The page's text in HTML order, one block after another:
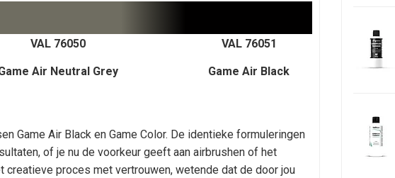
VAL 76050
VAL 76051
Air Neutral Grey Game Air Black
Game Air Black en Game Color. De identieke formuleringen
of je nu de voorkeur geeft aan airbrushen of het
creatieve proces met vertrouwen, wetende dat de door jou